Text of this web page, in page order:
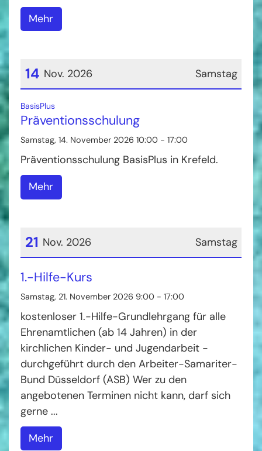
Mehr
Samstag
14 Nov. 2026
Datum: 14. November 2026
BasisPlus:
Präventionsschulung
Samstag, 14. November 2026 10:00 - 17:00
Präventionsschulung BasisPlus in Krefeld.
Mehr
Samstag
21 Nov. 2026
Datum: 21. November 2026
1.-Hilfe-Kurs
Samstag, 21. November 2026 9:00 - 17:00
kostenloser 1.-Hilfe-Grundlehrgang für alle
Ehrenamtlichen (ab 14 Jahren) in der
kirchlichen Kinder- und Jugendarbeit -
durchgeführt durch den Arbeiter-Samariter-
Bund Düsseldorf (ASB) Wer zu den
angebotenen Terminen nicht kann, darf sich
gerne ...
Mehr